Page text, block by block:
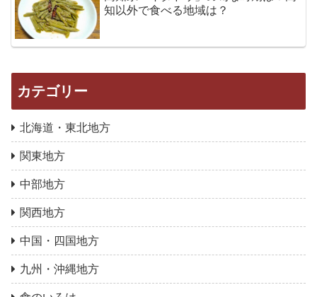
知以外で食べる地域は？
カテゴリー
北海道・東北地方
関東地方
中部地方
関西地方
中国・四国地方
九州・沖縄地方